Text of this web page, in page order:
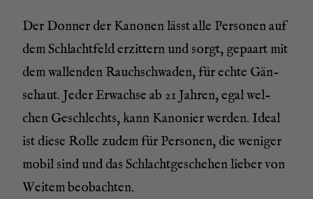
Der Don­ner der Kano­nen lässt alle Per­so­nen auf
dem Schlacht­feld erzit­tern und sorgt, gepaart mit
dem wal­len­den Rauch­schwa­den, für ech­te Gän­
se­haut. Jeder Erwach­se ab 21 Jah­ren, egal wel­
chen Geschlechts, kann Kano­nier wer­den. Ide­al
ist die­se Rol­le zudem für Per­so­nen, die weni­ger
mobil sind und das Schlacht­geschehen lie­bervon
Wei­tem beobachten.